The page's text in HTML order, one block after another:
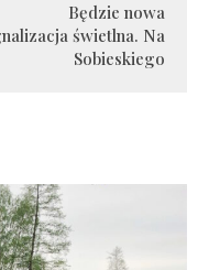
Będzie nowa
świetlna. Na
Sobieskiego